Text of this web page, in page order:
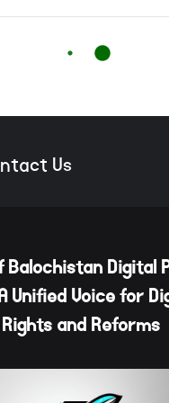
Us
Balochistan Digital
Voice for
Rights and Reforms